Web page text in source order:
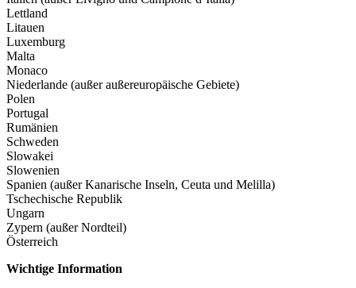
Lettland
Litauen
Luxemburg
Malta
Monaco
Niederlande (außer außereuropäische Gebiete)
Polen
Portugal
Rumänien
Schweden
Slowakei
Slowenien
Spanien (außer Kanarische Inseln, Ceuta und Melilla)
Tschechische Republik
Ungarn
Zypern (außer Nordteil)
Österreich
Wichtige Information